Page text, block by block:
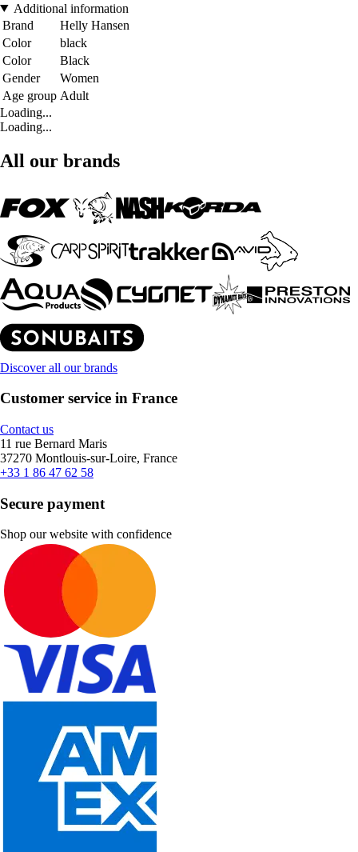
Additional information
Brand
Helly Hansen
Color
black
Color
Black
Gender
Women
Age group Adult
Loading...
Loading...
All our brands
Discover all our brands
Customer service in France
Contact us
11 rue Bernard Maris
37270 Montlouis-sur-Loire, France
+33 1 86 47 62 58
Secure payment
Shop our website with confidence